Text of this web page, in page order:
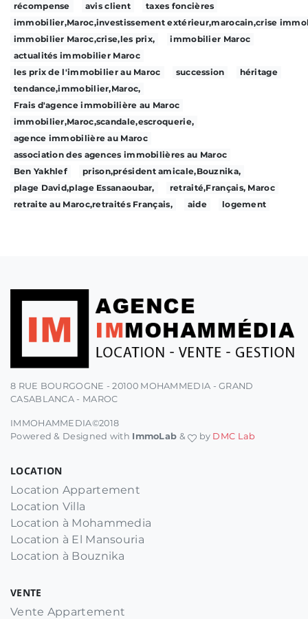
récompense
avis client
taxes foncières
immobilier,Maroc,investissement extérieur,marocain,crise
immobilier Maroc,crise,les prix,
immobilier Maroc
actualités immobilier Maroc
les prix de l'immobilier au Maroc
succession
héritage
tendance,immobilier,Maroc,
Frais d'agence immobilière au Maroc
immobilier,Maroc,scandale,escroquerie,
agence immobilière au Maroc
association des agences immobilières au Maroc
Ben Yakhlef
prison,président amicale,Bouznika,
plage David,plage Essanaoubar,
retraité,Français, Maroc
retraite au Maroc,retraités Français,
aide logement
8 RUE BOURGOGNE - 20100 MOHAMMEDIA - GRAND
CASABLANCA - MAROC
IMMOHAMMEDIA©2018
Powered & Designed with ImmoLab & by DMC Lab
LOCATION
Location Appartement
Location Villa
Location à Mohammedia
Location à El Mansouria
Location à Bouznika
VENTE
Vente Appartement